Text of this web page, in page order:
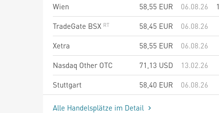
Wien
58,55 EUR 06.08.26
TradeGate BSX
58,45 EUR
06.08.26
Xetra
58,55 EUR
06.08.26
Nasdaq Other OTC
71,13 USD
13.02.26
Stuttgart
58,40 EUR 06.08.26
Alle Handelsplätze im Detail